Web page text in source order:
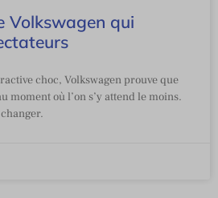
Volkswagen qui
choc, Volkswagen prouve que
moment où l’on s’y attend le moins.